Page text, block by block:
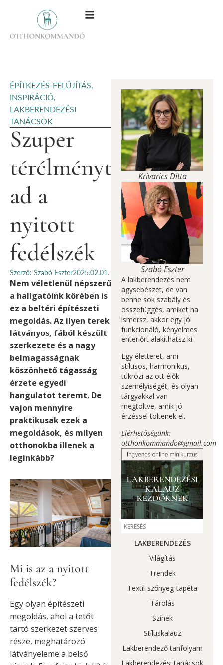
ÉPÍTKEZÉS-FELÚJÍTÁS
INSPIRÁCIÓ
LAKBERENDEZÉSI
TANÁCSOK
Szuper
térélményt
ad a
nyitott
fedélszék
Szerző: Szabó Eszter2025.02.01.
Nem véletlenül népszerű
a hallgatóink körében is
ez a beltéri építészeti
megoldás. Az ilyen terek
látványos, fából készült
szerkezete és a nagy
belmagasságnak
köszönhető tágasság
érzete egyedi
hangulatot teremt. De
vajon mennyire
praktikusak ezek a
megoldások, és milyen
otthonokba illenek a
leginkább?
Mi is az a nyitott
fedélszék?
Egy olyan építészeti
megoldás, ahol a tetőt
tartó szerkezet szerves
része, meghatározó
látványeleme a belső
Krivarics Ditta
Szabó Eszter
A lakberendezés nem
agysebészet, de van
benne sok szabály és
összefüggés, amiket ha
ismersz, akkor egy jól
funkcionáló, kényelmes
enteriőrt alakíthatsz ki.
Egy életteret, ami
stílusos, harmonikus,
tükrözi az ott élők
személyiségét, és olyan
tárgyakkal van
megtöltve, amik jó
érzéssel töltenek el.
Elérhetőségünk:
otthonkommando@gmail.com
LAKBERENDEZÉS
Világítás
Trendek
Textil-szőnyeg-tapéta
Tárolás
Színek
Stíluskalauz
Lakberendező tanfolyam
Lakberendezési tanácsok